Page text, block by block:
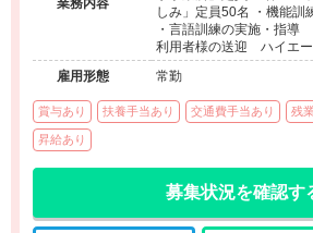
業務内容
しみ」定員50名 ・機能訓
・言語訓練の実施・指導
利用者様の送迎 ハイエ
雇用形態
常勤
賞与あり 扶養手当あり 交通費手当あり 残
昇給あり
募集状況を確認す